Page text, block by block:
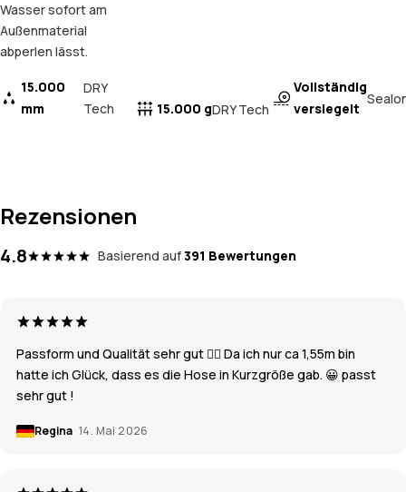
Wasser sofort am
Außenmaterial
abperlen lässt.
15.000
mm
DRY
Tech
15.000 gDRY Tech
Vollständig
versiegelt
Rezensionen
4.8 Basierend auf391 Bewertungen
Passform und Qualität sehr gut 👍🏽 Da ich nur ca 1,55m bin
hatte ich Glück, dass es die Hose in Kurzgröße gab. 😀 passt
sehr gut !
Regina 14. Mai 2026